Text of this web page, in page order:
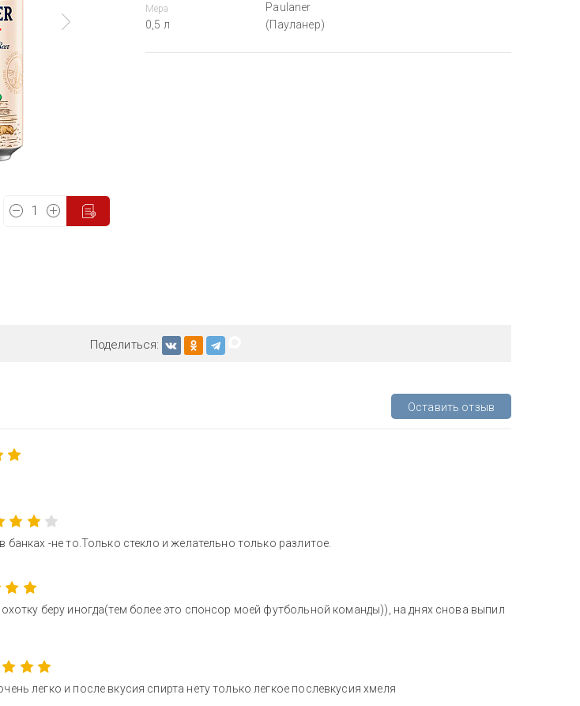
Мера
0,5 л
Paulaner
(Пауланер)
Поделиться:
Оставить отзыв
банках -не то.Только стекло и желательно только разлитое.
беру иногда(тем более это спонсор моей футбольной команды)), на днях снова выпил
легко и после вкусия спирта нету только легкое послевкусия хмеля